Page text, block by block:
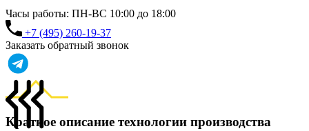
Часы работы: ПН-ВС 10:00 до 18:00
+7 (495) 260-19-37
Заказать обратный звонок
Краткое описание технологии производства